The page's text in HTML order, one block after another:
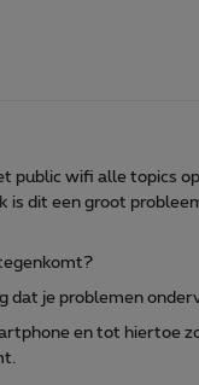
public wifi alle topics
dit een groot
dat je problemen
en tot hiertoe